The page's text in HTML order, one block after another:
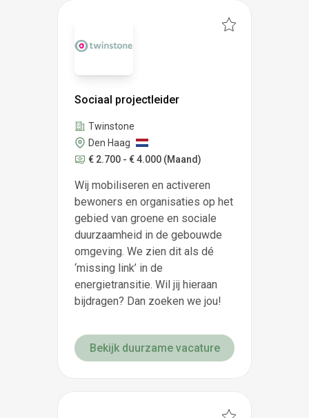
Sociaal projectleider
Twinstone
Den Haag
€ 2.700 - € 4.000 (Maand)
Wij mobiliseren en activeren
bewoners en organisaties op het
gebied van groene en sociale
duurzaamheid in de gebouwde
omgeving. We zien dit als dé
‘missing link’ in de
energietransitie. Wil jij hieraan
bijdragen? Dan zoeken we jou!
Bekijk duurzame vacature